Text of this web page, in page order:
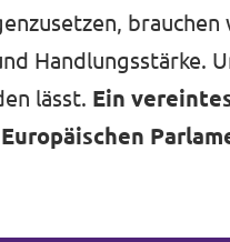
Handlungsstärke.
lässt. Ein